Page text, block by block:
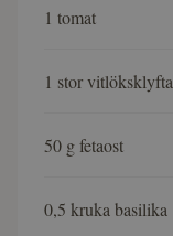
1 tomat
1 stor vitlöksklyfta
50 g fetaost
0,5 kruka basilika